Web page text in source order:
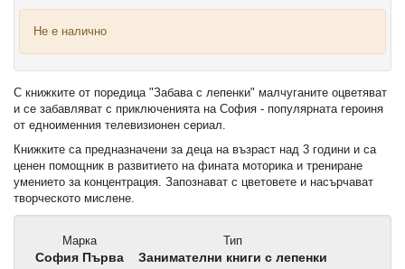
Не е налично
С книжките от поредица "Забава с лепенки" малчуганите оцветяват
и се забавляват с приключенията на София - популярната героиня
от едноименния телевизионен сериал.
Книжките са предназначени за деца на възраст над 3 години и са
ценен помощник в развитието на фината моторика и трениране
умението за концентрация. Запознават с цветовете и насърчават
творческото мислене.
Марка
София Първа
Тип
Занимателни книги с лепенки